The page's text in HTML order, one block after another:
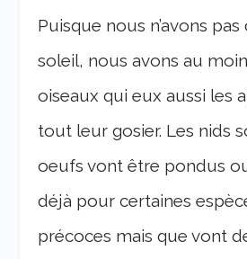
Puisque nous n’avons
soleil, nous avons au
oiseaux qui eux aussi les
tout leur gosier. Les nids
oeufs vont être pondus
déjà pour certaines
précoces mais que vont